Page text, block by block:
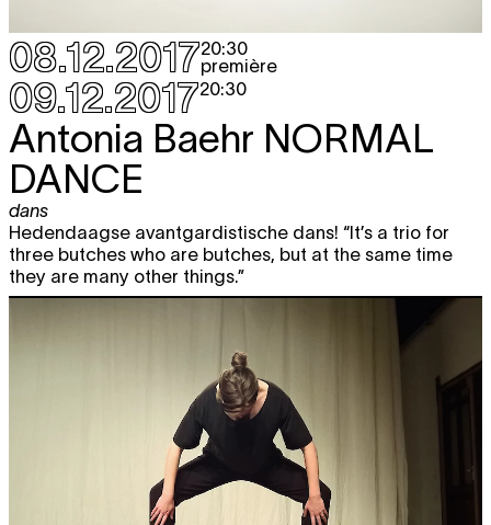
08.12.201720:30
première
09.12.201720:30
Antonia Baehr NORMAL
DANCE
dans
Hedendaagse avantgardistische dans! “It’s a trio for
three butches who are butches, but at the same time
they are many other things.”